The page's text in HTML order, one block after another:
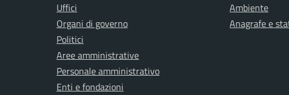
Uffici
Organi di governo
Politici
Aree amministrative
Personale amministrativo
Enti e fondazioni
Ambiente
Anagrafe e